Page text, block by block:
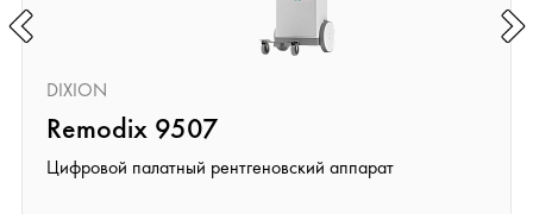
DIXION
Remodix 9507
Цифровой палатный рентгеновский аппарат